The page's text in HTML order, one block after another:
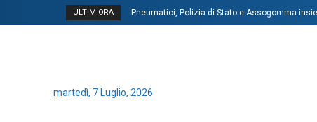
ULTIM'ORA Pneumatici, Polizia di Stato e Assogomma
Stati Uniti-Belgio 1-4, Lukaku esulta con la
martedì, 7 Luglio, 2026